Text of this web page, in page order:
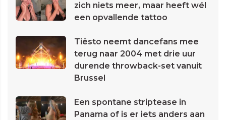
zich niets meer, maar heeft wél
een opvallende tattoo
Tiësto neemt dancefans mee
terug naar 2004 met drie uur
durende throwback-set vanuit
Brussel
Een spontane striptease in
Panama of is er iets anders aan